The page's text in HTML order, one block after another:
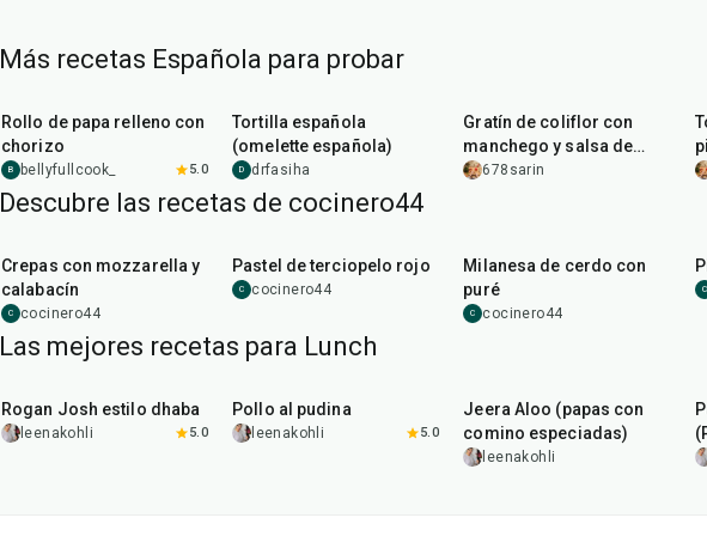
Más recetas Española para probar
Rollo de papa relleno con
chorizo
B bellyfullcook_ 5.0
Tortilla española
(omelette española)
D drfasiha
Gratín de coliflor con
manchego y salsa de
almendras
678sarin
Descubre las recetas de cocinero44
Crepas con mozzarella y
calabacín
C cocinero44
Pastel de terciopelo rojo
C cocinero44
Milanesa de cerdo con
puré
C cocinero44
C
Las mejores recetas para Lunch
Rogan Josh estilo dhaba
leenakohli 5.0
Pollo al pudina
leenakohli 5.0
Jeera Aloo (papas con
comino especiadas)
leenakohli